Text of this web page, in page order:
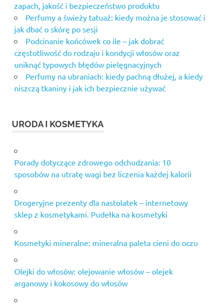
zapach, jakość i bezpieczeństwo produktu
Perfumy a świeży tatuaż: kiedy można je stosować i
jak dbać o skórę po sesji
Podcinanie końcówek co ile – jak dobrać
częstotliwość do rodzaju i kondycji włosów oraz
uniknąć typowych błędów pielęgnacyjnych
Perfumy na ubraniach: kiedy pachną dłużej, a kiedy
niszczą tkaniny i jak ich bezpiecznie używać
URODA I KOSMETYKA
Porady dotyczące zdrowego odchudzania: 10
sposobów na utratę wagi bez liczenia każdej kalorii
Drogeryjne prezenty dla nastolatek – internetowy
sklep z kosmetykami. Pudełka na kosmetyki
Kosmetyki mineralne: mineralna paleta cieni do oczu
Olejki do włosów: olejowanie włosów – olejek
arganowy i kokosowy do włosów